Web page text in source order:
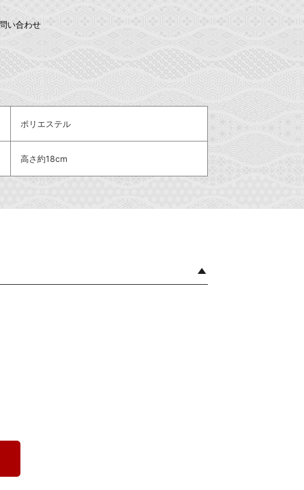
い合わせ
ポリエステル
高さ約18cm